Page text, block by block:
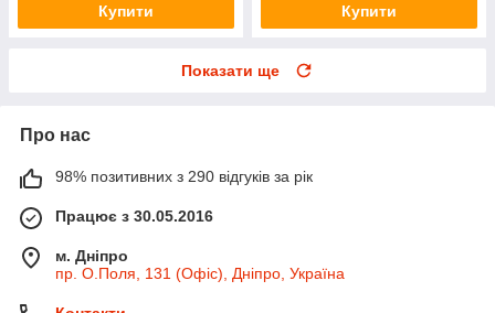
Купити Купити
Показати ще
Про нас
98% позитивних з 290 відгуків за рік
Працює з 30.05.2016
м. Дніпро
пр. О.Поля, 131 (Офіс), Дніпро, Україна